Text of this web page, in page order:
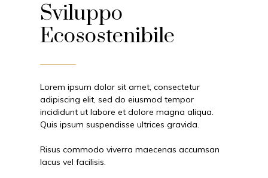
Sviluppo
Ecosostenibile
Lorem ipsum dolor sit amet, consectetur
adipiscing elit, sed do eiusmod tempor
incididunt ut labore et dolore magna aliqua.
Quis ipsum suspendisse ultrices gravida.
Risus commodo viverra maecenas accumsan
lacus vel facilisis.